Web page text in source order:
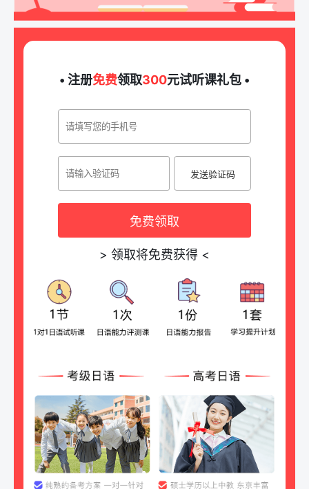
• 注册免费领取300元试听课礼包 •
发送验证码
免费领取
> 领取将免费获得 <